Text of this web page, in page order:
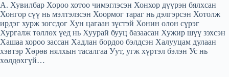
А. Хувилбар Хороо хотоо чимэглэсэн Хонхор дүүрэн бялхсан
Хонгор сүү нь мэлтэлзсэн Хоормог тараг нь дэлгэрсэн Хотолж
ирдэг хурж зогсдог Хун цагаан зүстэй Хонин олон сүрэг
Хургалж төллөх үед нь Хуурай бууц базаасан Хужир шүү зэхсэн
Хашаа хороо зассан Хадлан бордоо бэлдсэн Халууцам дулаан
хэвтэр Хөрөв нялхын тасалгаа Уут, угж хүртэл бэлэн Ус нь
хөлдөхгүй…